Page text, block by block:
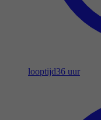
looptijd36 uur